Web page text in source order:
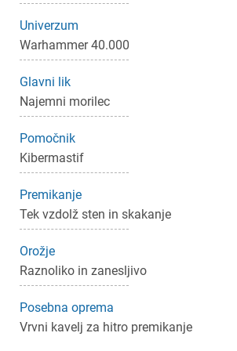
Univerzum
Warhammer 40.000
Glavni lik
Najemni morilec
Pomočnik
Kibermastif
Premikanje
Tek vzdolž sten in skakanje
Orožje
Raznoliko in zanesljivo
Posebna oprema
Vrvni kavelj za hitro premikanje
Prijava
Za dodajanje na seznam želja morate biti
Prekliči